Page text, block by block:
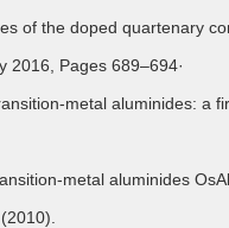
of the doped quartenary
2016, Pages 689–694·
metal aluminides: a
metal aluminides